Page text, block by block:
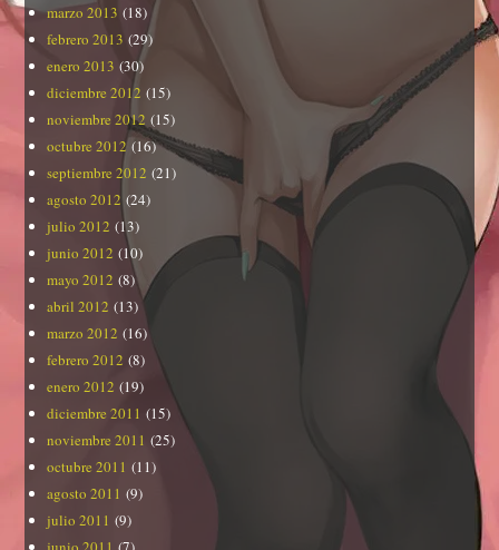
marzo 2013 (18)
febrero 2013 (29)
enero 2013 (30)
diciembre 2012 (15)
noviembre 2012 (15)
octubre 2012(16)
septiembre 2012 (21)
agosto 2012 (24)
julio 2012 (13)
junio 2012 (10)
mayo 2012 (8)
abril 2012 (13)
marzo 2012 (16)
febrero 2012 (8)
enero 2012 (19)
diciembre 2011 (15)
noviembre 2011 (25)
octubre 2011 (11)
agosto 2011 (9)
julio 2011 (9)